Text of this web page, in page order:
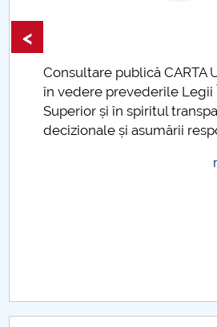
Evenimente CUP
Accesibilitate pentru studenții
Raportul Conducerii Centrului
privind implementarea Planului
CAR2026
Consultare publică CARTA
în vedere prevederile Legii
Superior și în spiritul
decizionale și asumării
<